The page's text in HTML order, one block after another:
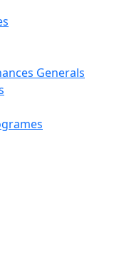
Generals